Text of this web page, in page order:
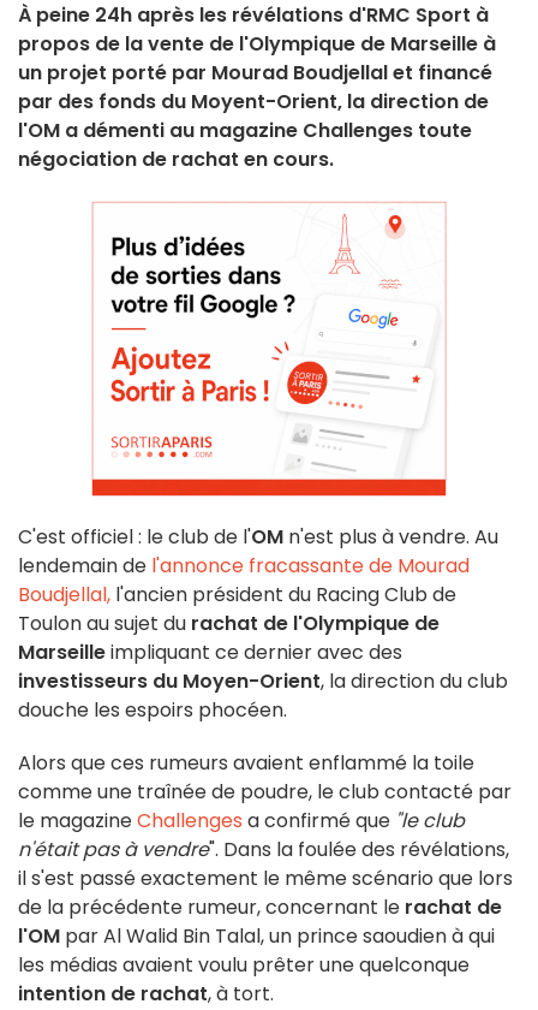
À peine 24h après les révélations d'RMC Sport à
propos de la vente de l'Olympique de Marseille à
un projet porté par Mourad Boudjellal et financé
par des fonds du Moyent-Orient, la direction de
l'OM a démenti au magazine Challenges toute
négociation de rachat en cours.
C'est officiel : le club de l'OM n'est plus à vendre. Au
lendemain de l'annonce fracassante de Mourad
Boudjellal, l'ancien président du Racing Club de
Toulon au sujet du rachat de l'Olympique de
Marseilleimpliquant ce dernier avec des
investisseurs du Moyen-Orient, la direction du club
douche les espoirs phocéen.
Alors que ces rumeurs avaient enflammé la toile
comme une traînée de poudre, le club contacté par
le magazineChallenges a confirmé que "le club
n'était pas à vendre". Dans la foulée des révélations,
il s'est passé exactement le même scénario que lors
de la précédente rumeur, concernant le rachat de
l'OM par Al Walid Bin Talal, un prince saoudien à qui
les médias avaient voulu prêter une quelconque
intention de rachat, à tort.